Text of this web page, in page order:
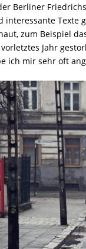
Berliner
Texte
zum Beispiel
Jahr
ich mir sehr oft